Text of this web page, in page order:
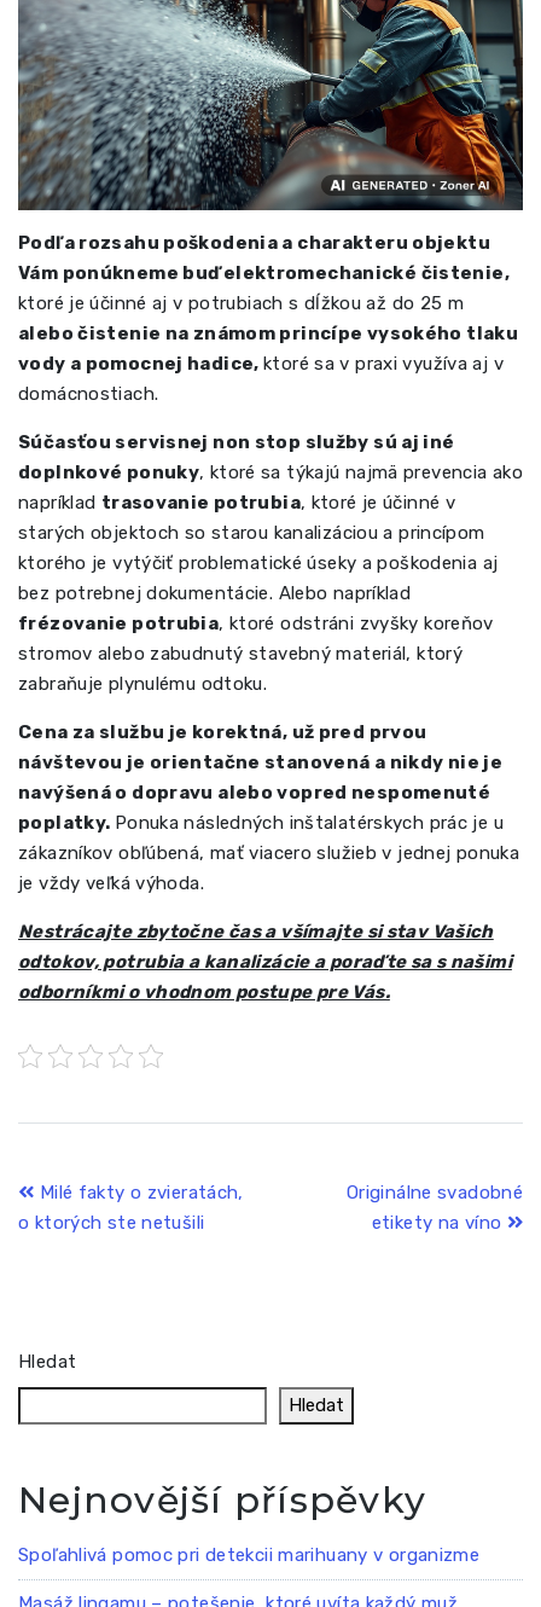
Podľa rozsahu poškodenia a charakteru objektu
Vám ponúkneme buď elektromechanické čistenie,
ktoré je účinné aj v potrubiach s dĺžkou až do 25 m
alebo čistenie na známom princípe vysokého tlaku
vody a pomocnej hadice, ktoré sa v praxi využíva aj v
domácnostiach.
Súčasťou servisnej non stop služby sú aj iné
doplnkové ponuky, ktoré sa týkajú najmä prevencia ako
napríklad trasovanie potrubia, ktoré je účinné v
starých objektoch so starou kanalizáciou a princípom
ktorého je vytýčiť problematické úseky a poškodenia aj
bez potrebnej dokumentácie. Alebo napríklad
frézovanie potrubia, ktoré odstráni zvyšky koreňov
stromov alebo zabudnutý stavebný materiál, ktorý
zabraňuje plynulému odtoku.
Cena za službu je korektná, už pred prvou
návštevou je orientačne stanovená a nikdy nie je
navýšená o dopravu alebo vopred nespomenuté
poplatky. Ponuka následných inštalatérskych prác je u
zákazníkov obľúbená, mať viacero služieb v jednej ponuka
je vždy veľká výhoda.
Nestrácajte zbytočne čas a všímajte si stav Vašich
odtokov, potrubia a kanalizácie a poraďte sa s našimi
odborníkmi o vhodnom postupe pre Vás.
Navigace
pro
Milé fakty o zvieratách,
o ktorých ste netušili
Originálne svadobné
etikety na víno
Hledat
Hledat
Nejnovější příspěvky
Spoľahlivá pomoc pri detekcii marihuany v organizme